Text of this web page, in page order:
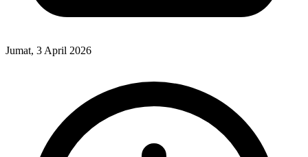
Jumat, 3 April 2026